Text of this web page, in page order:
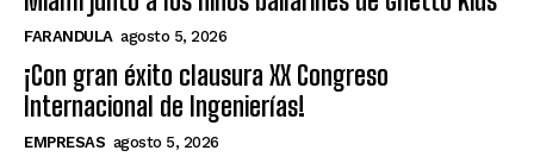
FARANDULA agosto 5, 2026
¡Con gran éxito clausura XX Congreso
Internacional de Ingenierías!
EMPRESAS agosto 5, 2026